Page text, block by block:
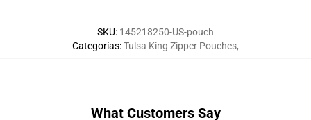
SKU: 145218250-US-pouch
Categorías:Tulsa King Zipper Pouches,
What Customers Say